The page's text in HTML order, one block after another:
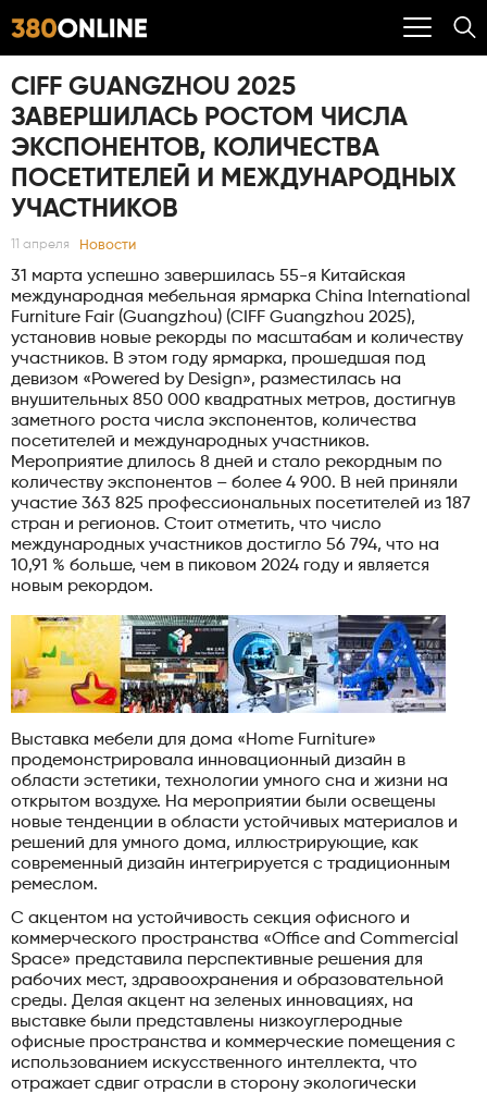
CIFF GUANGZHOU 2025
ЗАВЕРШИЛАСЬ РОСТОМ ЧИСЛА
ЭКСПОНЕНТОВ, КОЛИЧЕСТВА
ПОСЕТИТЕЛЕЙ И МЕЖДУНАРОДНЫХ
УЧАСТНИКОВ
11 апреля Новости
31 марта успешно завершилась 55-я Китайская
международная мебельная ярмарка China International
Furniture Fair (Guangzhou) (CIFF Guangzhou 2025),
установив новые рекорды по масштабам и количеству
участников. В этом году ярмарка, прошедшая под
девизом «Powered by Design», разместилась на
внушительных 850 000 квадратных метров, достигнув
заметного роста числа экспонентов, количества
посетителей и международных участников.
Мероприятие длилось 8 дней и стало рекордным по
количеству экспонентов – более 4 900. В ней приняли
участие 363 825 профессиональных посетителей из 187
стран и регионов. Стоит отметить, что число
международных участников достигло 56 794, что на
10,91 % больше, чем в пиковом 2024 году и является
новым рекордом.
Выставка мебели для дома «Home Furniture»
продемонстрировала инновационный дизайн в
области эстетики, технологии умного сна и жизни на
открытом воздухе. На мероприятии были освещены
новые тенденции в области устойчивых материалов и
решений для умного дома, иллюстрирующие, как
современный дизайн интегрируется с традиционным
ремеслом.
С акцентом на устойчивость секция офисного и
коммерческого пространства «Office and Commercial
Space» представила перспективные решения для
рабочих мест, здравоохранения и образовательной
среды. Делая акцент на зеленых инновациях, на
выставке были представлены низкоуглеродные
офисные пространства и коммерческие помещения с
использованием искусственного интеллекта, что
отражает сдвиг отрасли в сторону экологически